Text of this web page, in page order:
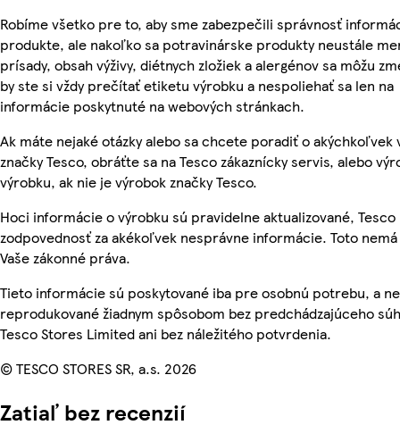
Robíme všetko pre to, aby sme zabezpečili správnosť
produkte, ale nakoľko sa potravinárske produkty neustále
prísady, obsah výživy, diétnych zložiek a alergénov sa môžu
by ste si vždy prečítať etiketu výrobku a nespoliehať sa len na
informácie poskytnuté na webových stránkach.
Ak máte nejaké otázky alebo sa chcete poradiť o akýchkoľvek
značky Tesco, obráťte sa na Tesco zákaznícky servis, alebo
výrobku, ak nie je výrobok značky Tesco.
Hoci informácie o výrobku sú pravidelne aktualizované, Tesco
zodpovednosť za akékoľvek nesprávne informácie. Toto
Vaše zákonné práva.
Tieto informácie sú poskytované iba pre osobnú potrebu, a
reprodukované žiadnym spôsobom bez predchádzajúceho
Tesco Stores Limited ani bez náležitého potvrdenia.
© TESCO STORES SR, a.s. 2026
Zatiaľ bez recenzií